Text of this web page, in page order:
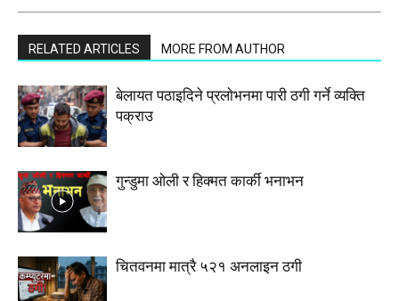
RELATED ARTICLES MORE FROM AUTHOR
बेलायत पठाइदिने प्रलाेभनमा पारी ठगी गर्ने व्यक्ति
पक्राउ
गुन्डुमा ओली र हिक्मत कार्की भनाभन
चितवनमा मात्रै ५२१ अनलाइन ठगी